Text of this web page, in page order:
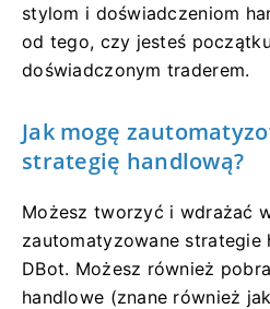
stylom i doświadczeniom
od tego, czy jesteś
doświadczonym traderem.
Jak mogę
strategię handlową?
Możesz tworzyć i wdrażać
zautomatyzowane strategie
DBot. Możesz również
handlowe (znane również